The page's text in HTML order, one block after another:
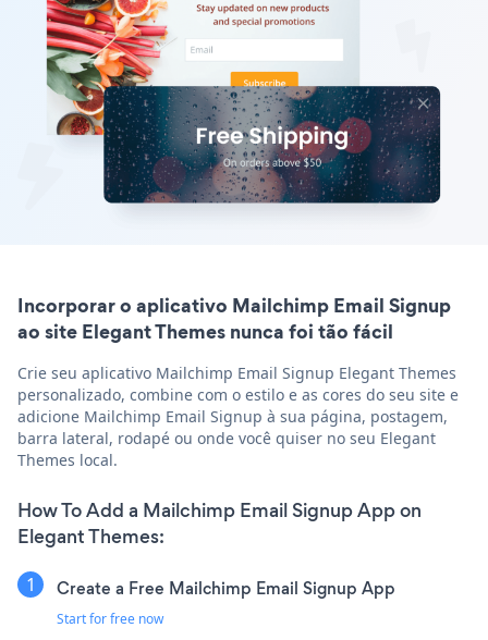
Incorporar o aplicativo Mailchimp Email Signup
ao site Elegant Themes nunca foi tão fácil
Crie seu aplicativo Mailchimp Email Signup Elegant Themes
personalizado, combine com o estilo e as cores do seu site e
adicione Mailchimp Email Signup à sua página, postagem,
barra lateral, rodapé ou onde você quiser no seu Elegant
Themes local.
How To Add a Mailchimp Email Signup App on
Elegant Themes:
Create a Free Mailchimp Email Signup App
Start for free now